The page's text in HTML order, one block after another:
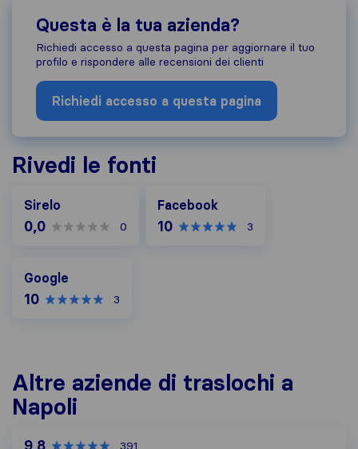
Questa è la tua azienda?
Richiedi accesso a questa pagina per aggiornare il tuo
profilo e rispondere alle recensioni dei clienti
Richiedi accesso a questa pagina
Rivedi le fonti
Sirelo
0,0 0
Facebook
10 3
Google
10 3
Altre aziende di traslochi a
Napoli
391